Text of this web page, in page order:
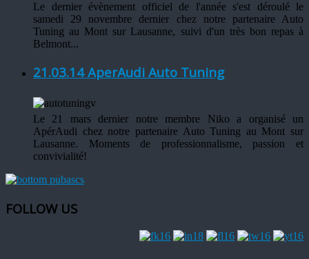
Le dernier évènement officiel de l'année s'est déroulé le
samedi 29 novembre dernier chez notre partenaire Auto
Tuning au Mont sur Lausanne, suivi d'un très bon repas à
Belmont...
21.03.14 AperAudi Auto Tuning
Le 21 mars dernier notre membre Niko a organisé un
ApérAudi chez notre partenaire Auto Tuning au Mont sur
Lausanne. Moments de professionnalisme, passion et
convivialité!
FOLLOW US